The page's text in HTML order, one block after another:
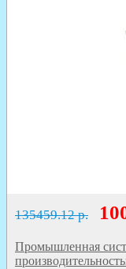
135459.12 р.
Промышленная